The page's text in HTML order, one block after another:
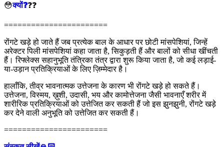
😳क्यों❓❓❓
=======================
रोंगटे खड़े हो जाते हैं जब प्रत्येक बाल के आधार पर छोटी मांसपेशियां, जिन्हें
अरेक्टर पिली मांसपेशियां कहा जाता है, सिकुड़ती हैं और बालों को सीधा खींचती
हैं। रिफ्लेक्स सहानुभूति तंत्रिका तंत्र द्वारा शुरू किया जाता है, जो कई लड़ाई-
या-उड़ान प्रतिक्रियाओं के लिए ज़िम्मेदार है।
हालाँकि, तीव्र भावनात्मक उत्तेजना के कारण भी रोंगटे खड़े हो सकते हैं।
उत्तेजना, विस्मय, ख़ुशी, उदासी, भय और कामोत्तेजना जैसी भावनाएँ शरीर में
शारीरिक प्रतिक्रियाओं को उत्तेजित कर सकती हैं जो इस झुनझुनी, रोंगटे खड़े
कर देने वाली अनुभूति को उत्तेजित कर सकती हैं।
=======================